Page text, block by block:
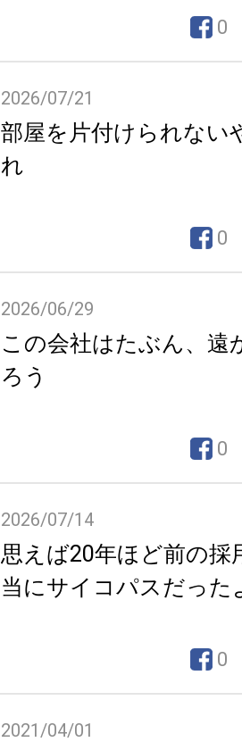
0
2026/07/21
部屋を片付けられない
れ
0
2026/06/29
この会社はたぶん、遠
ろう
0
2026/07/14
思えば20年ほど前の採
当にサイコパスだった
0
2021/04/01